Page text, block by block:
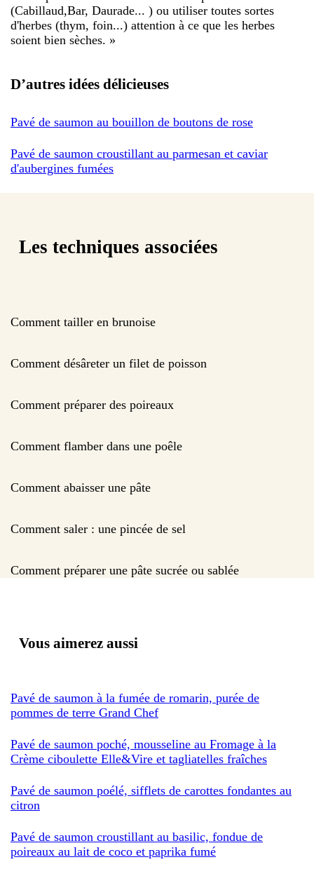
(Cabillaud,Bar, Daurade... ) ou utiliser toutes sortes
d'herbes (thym, foin...) attention à ce que les herbes
soient bien sèches. »
D’autres idées délicieuses
Pavé de saumon au bouillon de boutons de rose
Pavé de saumon croustillant au parmesan et caviar
d'aubergines fumées
Les techniques associées
Comment tailler en brunoise
Comment désâreter un filet de poisson
Comment préparer des poireaux
Comment flamber dans une poêle
Comment abaisser une pâte
Comment saler : une pincée de sel
Comment préparer une pâte sucrée ou sablée
Vous aimerez aussi
Pavé de saumon à la fumée de romarin, purée de
pommes de terre Grand Chef
Pavé de saumon poché, mousseline au Fromage à la
Crème ciboulette Elle&Vire et tagliatelles fraîches
Pavé de saumon poélé, sifflets de carottes fondantes au
citron
Pavé de saumon croustillant au basilic, fondue de
poireaux au lait de coco et paprika fumé